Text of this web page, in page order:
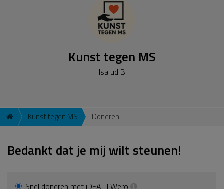
Kunst tegen MS
Isa ud B
Kunst tegen MS Doneren
Bedankt dat je mij wilt steunen!